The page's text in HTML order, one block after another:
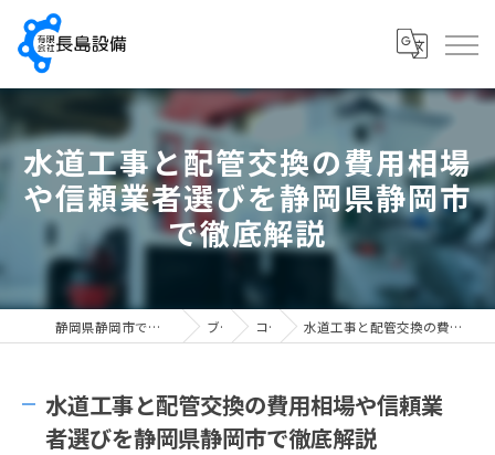
水道工事と配管交換の費用相場
や信頼業者選びを静岡県静岡市
で徹底解説
静岡県静岡市で配管工の求人なら有限会社長島設備 ブログ コラム 水道工事と配管交換の費用相場や信頼業者選びを静岡県静岡市で徹底解説
水道工事と配管交換の費用相場や信頼業
者選びを静岡県静岡市で徹底解説